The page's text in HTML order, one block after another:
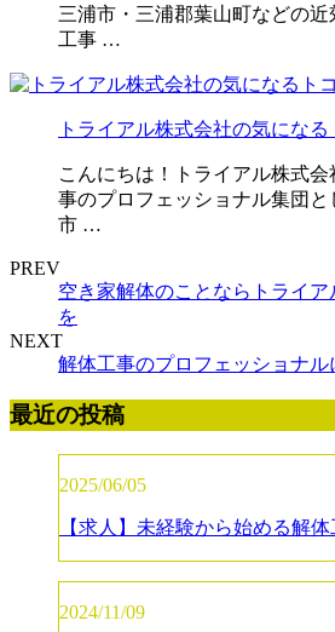
三浦市・三浦郡葉山町などの
工事 …
トライアル株式会社の気になる
こんにちは！トライアル株式
事のプロフェッショナル集団
市 …
PREV
空き家解体のことならトライ
を
NEXT
解体工事のプロフェッショナル
最近の投稿
2025/06/05
【求人】未経験から始める解体
2024/11/09